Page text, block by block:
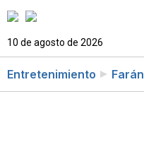
10 de agosto de 2026
Entretenimiento